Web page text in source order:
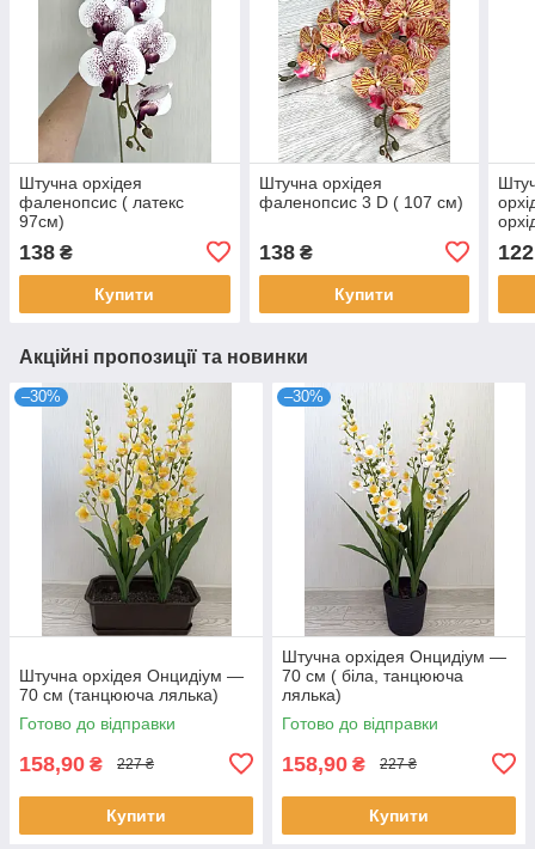
Штучна орхідея
фаленопсис ( латекс
97см)
138 ₴
Купити
Штучна орхідея
фаленопсис 3 D ( 107 см)
138₴
Купити
122
Акційні пропозиції та новинки
–30%
Штучна орхідея Онцидіум —
70 см (танцююча лялька)
Готово до відправки
158,90 ₴ 227 ₴
Купити
–30%
Штучна орхідея Онцидіум —
70 см ( біла, танцююча
лялька)
Готово до відправки
158,90 ₴ 227 ₴
Купити